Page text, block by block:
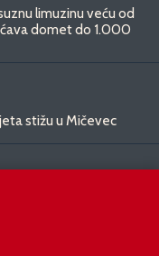
limuzinu veću od
domet do 1.000
stižu u Mičevec
Hince: novo poglavlje